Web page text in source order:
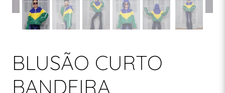
BLUSÃO CURTO
BANDEIRA